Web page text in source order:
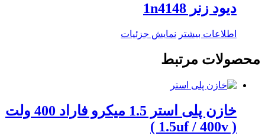
دیود زنر 1n4148
اطلاعات بیشتر نمایش جزئیات
محصولات مرتبط
خازن پلی استر 1.5 میکرو فاراد 400 ولت
( 1.5uf / 400v )